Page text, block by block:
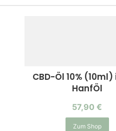
CBD-Öl 10%
HanfÖl
57,90 €
Zum Shop